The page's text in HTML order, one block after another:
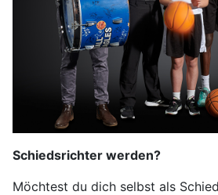
Schiedsrichter werden?
Möchtest du dich selbst als